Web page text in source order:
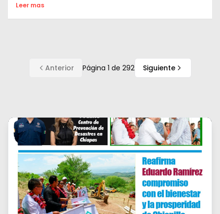
Leer mas
Anterior Página 1 de 292 Siguiente